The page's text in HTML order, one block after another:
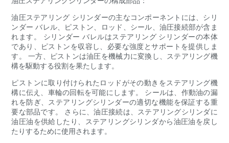
油圧ステアリング シリンダーの主なコンポーネントには、シリ
ンダー バレル、ピストン、ロッド、シール、油圧接続部が含ま
れます。 シリンダー バレルはステアリング シリンダーの本体
であり、ピストンを収容し、必要な強度とサポートを提供しま
す。 一方、ピストンは油圧を機械力に変換し、ステアリング機
構を駆動する役割を果たします。
ピストンに取り付けられたロッドがその動きをステアリング機
構に伝え、車輪の回転を可能にします。 シールは、作動油の漏
れを防ぎ、ステアリングシリンダーの適切な機能を保証する重
要な部品です。 さらに、油圧接続は、ステアリングシリンダに
油圧油を供給したり、ステアリングシリンダから油圧油を戻し
たりするために使用されます。